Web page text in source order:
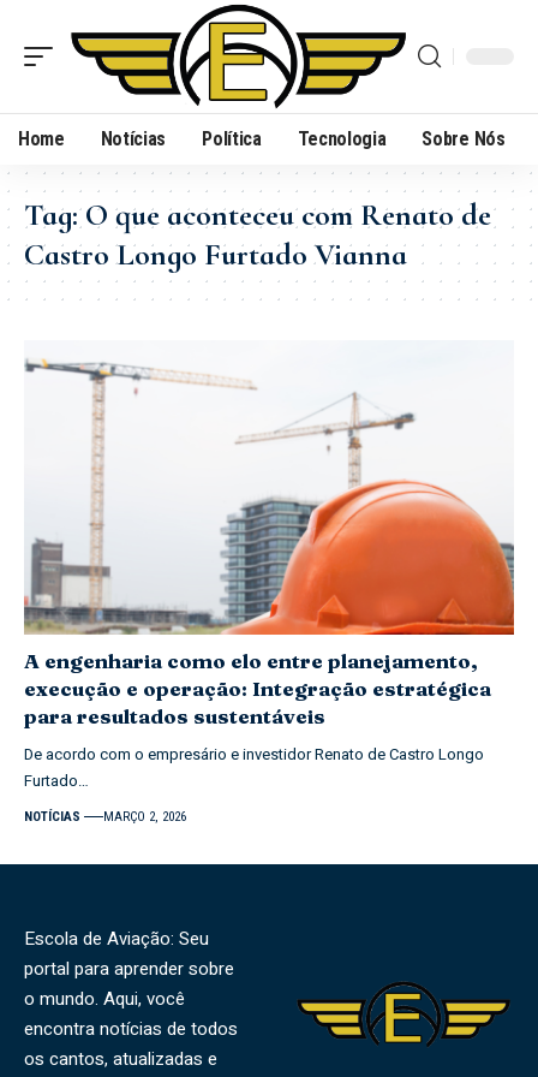
Home Notícias Política Tecnologia Sobre Nós
Tag:O que aconteceu com Renato de
Castro Longo Furtado Vianna
A engenharia como elo entre planejamento,
execução e operação: Integração estratégica
para resultados sustentáveis
De acordo com o empresário e investidor Renato de Castro Longo
Furtado…
NOTÍCIAS MARÇO 2, 2026
Escola de Aviação: Seu
portal para aprender sobre
o mundo. Aqui, você
encontra notícias de todos
os cantos, atualizadas e